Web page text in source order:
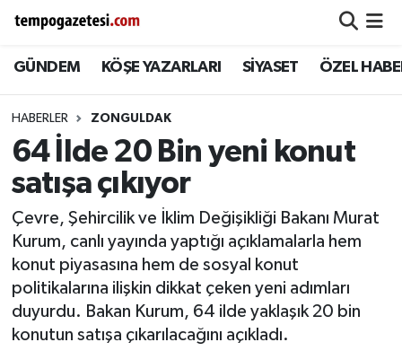
GÜNDEM KÖŞE YAZARLARI SİYASET ÖZEL
HABERLER ZONGULDAK
64 İlde 20 Bin yeni konut
satışa çıkıyor
Çevre, Şehircilik ve İklim Değişikliği Bakanı Murat
Kurum, canlı yayında yaptığı açıklamalarla hem
konut piyasasına hem de sosyal konut
politikalarına ilişkin dikkat çeken yeni adımları
duyurdu. Bakan Kurum, 64 ilde yaklaşık 20 bin
konutun satışa çıkarılacağını açıkladı.
Alaplı
Çaycuma
Devrek
Gökçebey
GÜNDEM
Kilimli
Zonguldak Nöbetçi Eczaneler
Zonguldak Hava Durumu
Zonguldak Namaz Vakitleri
Zonguldak Trafik Yoğunluk Haritası
Süper Lig Puan Durumu ve Fikstür
Tüm Manşetler
Son Dakika Haberleri